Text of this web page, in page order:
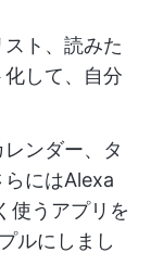
ト、読みた
して、自分
ンダー、タ
にはAlexa
使うアプリを
ルにしまし